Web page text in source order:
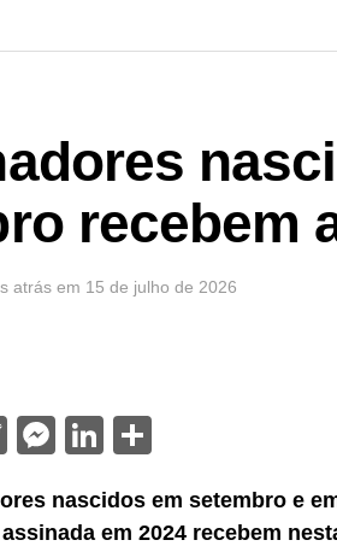
recebem
atrás em 15 de julho de 2026
Twitter
Messenger
LinkedIn
nascidos em setembro e
em 2024 recebem